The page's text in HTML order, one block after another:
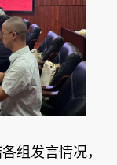
组发言情况，